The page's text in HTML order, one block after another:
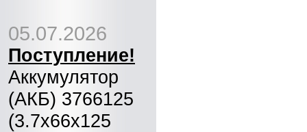
05.07.2026
Поступление!
Аккумулятор
(АКБ) 3766125
(3.7x66x125